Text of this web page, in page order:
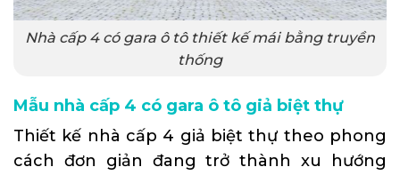
Nhà cấp 4 có gara ô tô thiết kế mái bằng truyền
thống
Mẫu nhà cấp 4 có gara ô tô giả biệt thự
Thiết kế nhà cấp 4 giả biệt thự theo phong
cách đơn giản đang trở thành xu hướng